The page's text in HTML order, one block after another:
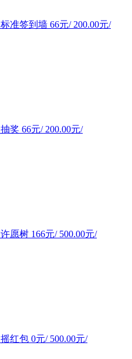
标准签到墙 66元/ 200.00元/
抽奖 66元/ 200.00元/
许愿树 166元/ 500.00元/
摇红包 0元/ 500.00元/